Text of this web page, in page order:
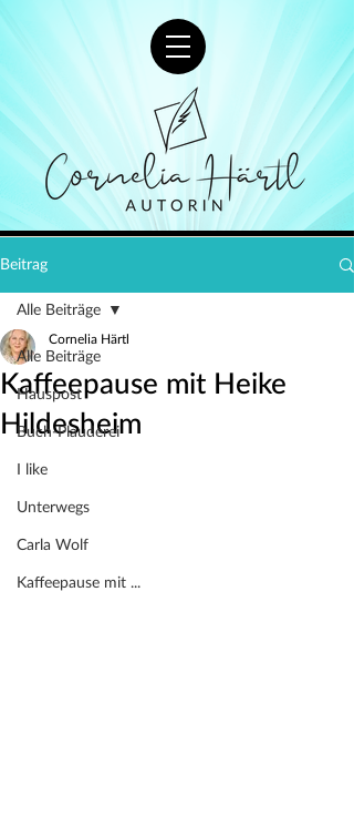
Beitrag
Alle Beiträge
Hauspost
Buch-Plauderei
I like
Unterwegs
Carla Wolf
Kaffeepause mit ...
Alle Beiträge
Kaffeepause mit Heike
Hildesheim
Cornelia Härtl